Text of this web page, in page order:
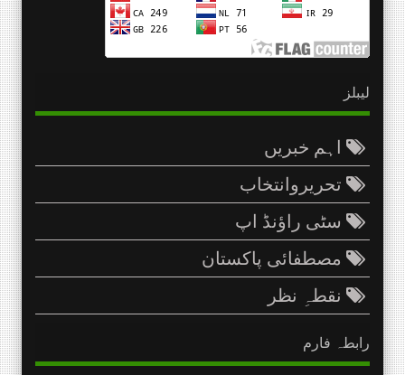
لیبلز
اہم خبریں
تحریروانتخاب
سٹی راؤنڈ اپ
مصطفائی پاکستان
نقطہِ نظر
رابطہ فارم